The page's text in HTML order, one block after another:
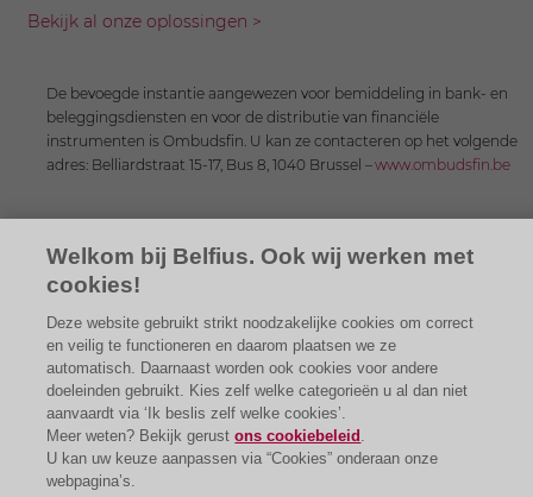
Bekijk al onze oplossingen >
De bevoegde instantie aangewezen voor bemiddeling in bank- en
beleggingsdiensten en voor de distributie van financiële
instrumenten is Ombudsfin. U kan ze contacteren op het volgende
adres: Belliardstraat 15-17, Bus 8, 1040 Brussel –www.ombudsfin.be
Welkom bij Belfius. Ook wij werken met
cookies!
Deze website gebruikt strikt noodzakelijke cookies om correct
en veilig te functioneren en daarom plaatsen we ze
automatisch. Daarnaast worden ook cookies voor andere
doeleinden gebruikt. Kies zelf welke categorieën u al dan niet
aanvaardt via ‘Ik beslis zelf welke cookies’.
Meer weten? Bekijk gerustons cookiebeleid .
U kan uw keuze aanpassen via “Cookies” onderaan onze
webpagina’s.